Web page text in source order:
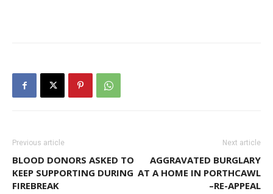
Previous article
BLOOD DONORS ASKED TO
KEEP SUPPORTING DURING
FIREBREAK
Next article
AGGRAVATED BURGLARY
AT A HOME IN PORTHCAWL
–RE-APPEAL